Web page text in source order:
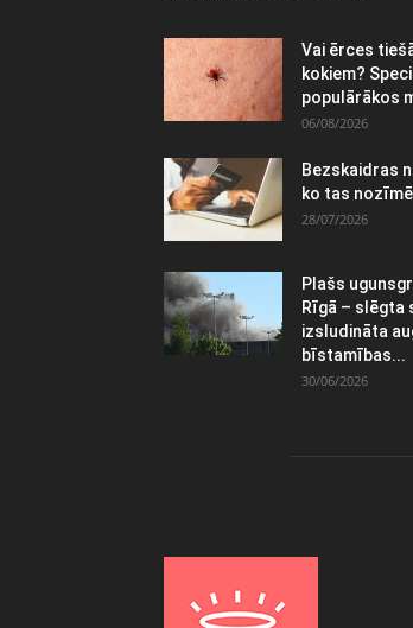
Vai ērces
kokiem?
populārākos
06/08/2026
Bezskaidras
ko tas
28/07/2026
Plašs
Rīgā – slēgta
izsludināta
bīstamības...
30/06/2026